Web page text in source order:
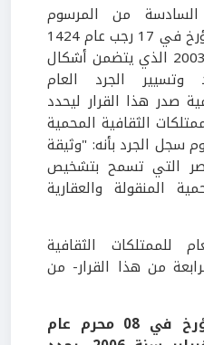
السادسة من المرسوم
التنفيذي رقم 03-311 المؤرخ في 17 رجب عام 1424
الموافق 14 سبتمبر سنة 2003 الذي يتضمن أشكال
وتسيير الجرد العام
صدر هذا القرار ليحدد
الثقافية المحمية
سجل الجرد بأنه: "وثيقة
التي تسمح بتشخيص
المنقولة والعقارية
للممتلكات الثقافية
من هذا القرار- من
قرار وزاري مشترك مؤرخ في 08 محرم عام